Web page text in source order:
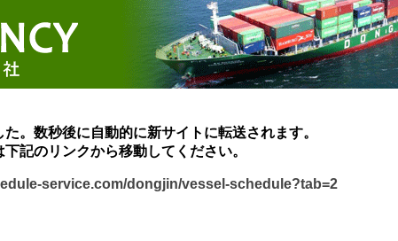
。数秒後に自動的に新サイトに転送されます。
記のリンクから移動してください。
service.com/dongjin/vessel-schedule?tab=2